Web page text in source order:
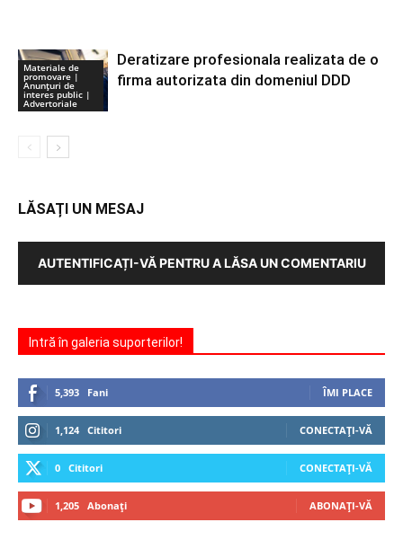
Materiale de
promovare |
Anunţuri de
interes public |
Advertoriale
Deratizare profesionala realizata de o
firma autorizata din domeniul DDD
LĂSAȚI UN MESAJ
AUTENTIFICAȚI-VĂ PENTRU A LĂSA UN COMENTARIU
Intră în galeria suporterilor!
5,393 Fani ÎMI PLACE
1,124 Cititori CONECTAȚI-VĂ
0 Cititori CONECTAȚI-VĂ
1,205 Abonați ABONAȚI-VĂ